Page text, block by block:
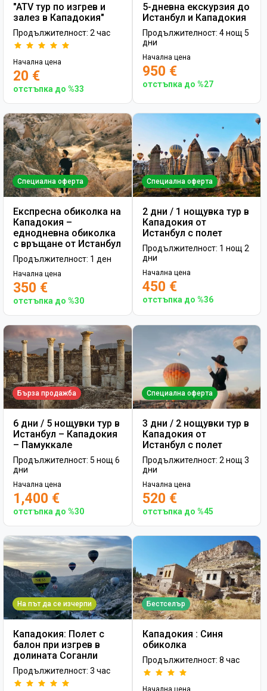
"ATV тур по изгрев и
залез в Кападокия"
Продължителност: 2 час
Начална цена
20 €
отстъпка до %33
5-дневна екскурзия до
Истанбул и Кападокия
Продължителност: 4 нощ 5
дни
Начална цена
950 €
отстъпка до %27
Специална оферта
Експресна обиколка на
Кападокия –
еднодневна обиколка
с връщане от Истанбул
Продължителност: 1 ден
Начална цена
350 €
отстъпка до %30
Специална оферта
2 дни / 1 нощувка тур в
Кападокия от
Истанбул с полет
Продължителност: 1 нощ 2
дни
Начална цена
450 €
отстъпка до %36
Бърза продажба
6 дни / 5 нощувки тур в
Истанбул – Кападокия
– Памуккале
Продължителност: 5 нощ 6
дни
Начална цена
1,400 €
отстъпка до %30
Специална оферта
3 дни / 2 нощувки тур в
Кападокия от
Истанбул с полет
Продължителност: 2 нощ 3
дни
Начална цена
520 €
отстъпка до %45
На път да се изчерпи
Кападокия: Полет с
балон при изгрев в
долината Соганли
Продължителност: 3 час
Бестселър
Кападокия : Синя
обиколка
Продължителност: 8 час
Начална цена